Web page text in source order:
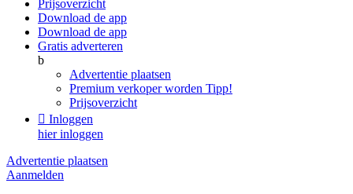
Prijsoverzicht
Download de app
Download de app
Gratis adverteren
b
Advertentie plaatsen
Premium verkoper worden Tipp!
Prijsoverzicht
 Inloggen
hier inloggen
Advertentie plaatsen
Aanmelden